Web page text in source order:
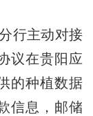
行主动对接
议在贵阳应
的种植数据
信息，邮储